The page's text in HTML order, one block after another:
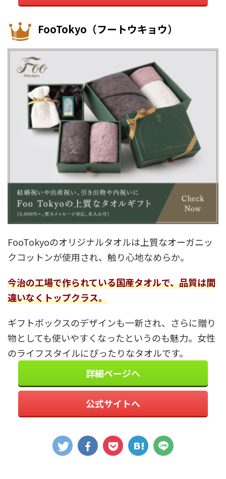
FooTokyo（フートウキョウ）
FooTokyoのオリジナルタオルは上質なオーガニッ
クコットンが使用され、触り心地なめらか。
今治の工場で作られている国産タオルで、品質は間
違いなくトップクラス。
ギフトボックスのデザインも一新され、さらに贈り
物としても使いやすくなったというのも魅力。女性
のライフスタイルにぴったりなタオルです。
詳細ページへ
公式サイトへ